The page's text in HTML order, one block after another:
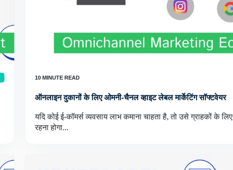
ऑनलाइन दुकानों के लिए ओमनी-चैनल व्हाइट लेबल मार्केटिंग सॉफ्टवेयर
यदि कोई ई-कॉमर्स व्यवसाय लाभ कमाना चाहता है, तो उसे ग्राहकों के
रहना होगा...